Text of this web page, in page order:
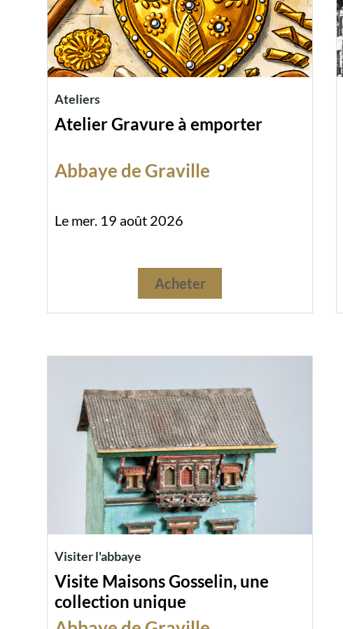
Ateliers
Atelier Gravure à emporter
Abbaye de Graville
Le mer. 19 août 2026
Acheter
Visiter l'abbaye
Visite Maisons Gosselin, une
collection unique